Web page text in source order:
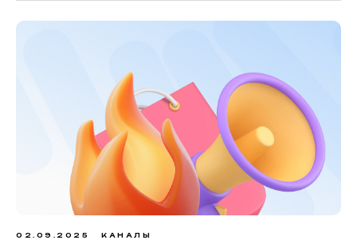
02.09.2025 КАНАЛЫ